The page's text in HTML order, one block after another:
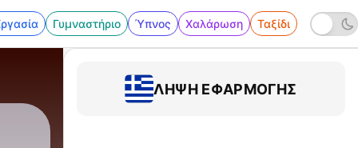
Γυμναστήριο Ύπνος Χαλάρωση Ταξίδι
ΛΉΨΗ ΕΦΑΡΜΟΓΉΣ